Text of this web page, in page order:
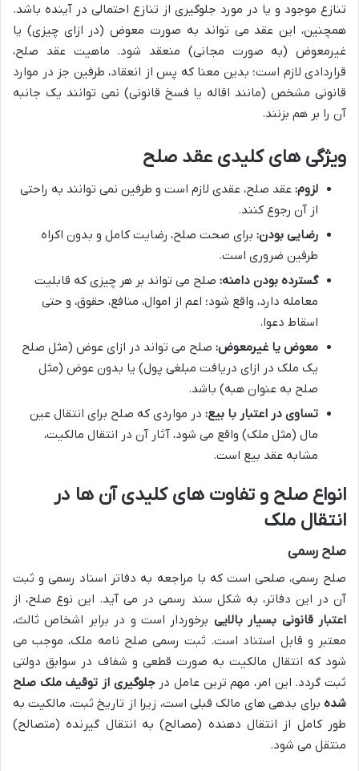
تنازع موجود و یا در مورد جلوگیری از تنازع احتمالی در آینده باشد.
همچنین، این عقد می تواند به صورت معوض (در ازای چیزی) یا
غیرمعوض (به صورت مجانی) منعقد شود. ماهیت عقد صلح،
قراردادی لازم است؛ بدین معنا که پس از انعقاد، طرفین جز در موارد
قانونی مشخص (مانند اقاله یا فسخ قانونی) نمی توانند یک جانبه
آن را بر هم بزنند.
ویژگی های کلیدی عقد صلح
لزوم: عقد صلح، عقدی لازم است و طرفین نمی توانند به راحتی
از آن رجوع کنند.
رضایی بودن: برای صحت صلح، رضایت کامل و بدون اکراه
طرفین ضروری است.
گسترده بودن دامنه: صلح می تواند بر هر چیزی که قابلیت
معامله دارد، واقع شود؛ اعم از اموال، منافع، حقوق، و حتی
اسقاط دعوا.
معوض یا غیرمعوض: صلح می تواند در ازای عوض (مثل صلح
یک ملک در ازای دریافت مبلغی پول) یا بدون عوض (مثل
صلح به عنوان هبه) باشد.
تساوی در اعتبار با بیع: در مواردی که صلح برای انتقال عین
مال (مثل ملک) واقع می شود، آثار آن در انتقال مالکیت،
مشابه عقد بیع است.
انواع صلح و تفاوت های کلیدی آن ها در
انتقال ملک
صلح رسمی
صلح رسمی، صلحی است که با مراجعه به دفاتر اسناد رسمی و ثبت
آن در این دفاتر، به شکل سند رسمی در می آید. این نوع صلح، از
اعتبار قانونی بسیار بالایی برخوردار است و در برابر اشخاص ثالث،
معتبر و قابل استناد است. ثبت رسمی صلح نامه ملک، موجب می
شود که انتقال مالکیت به صورت قطعی و شفاف در سوابق دولتی
ثبت گردد. این امر، مهم ترین عامل درجلوگیری از توقیف ملک صلح
شده برای بدهی های مالک قبلی است، زیرا از تاریخ ثبت، مالکیت به
طور کامل از انتقال دهنده (مصالح) به انتقال گیرنده (متصالح)
منتقل می شود.